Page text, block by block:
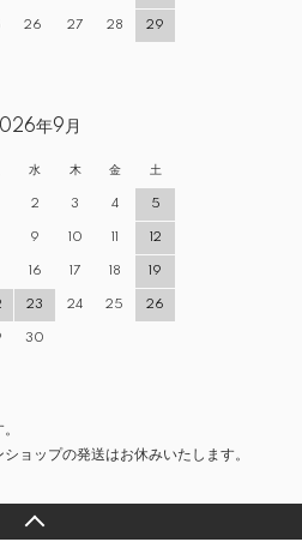
26 27 28 29
年9月
水 木 金 土
2 3 4 5
9 10 11 12
16 17 18 19
23 24 25 26
30
ョップの発送はお休みいたします。